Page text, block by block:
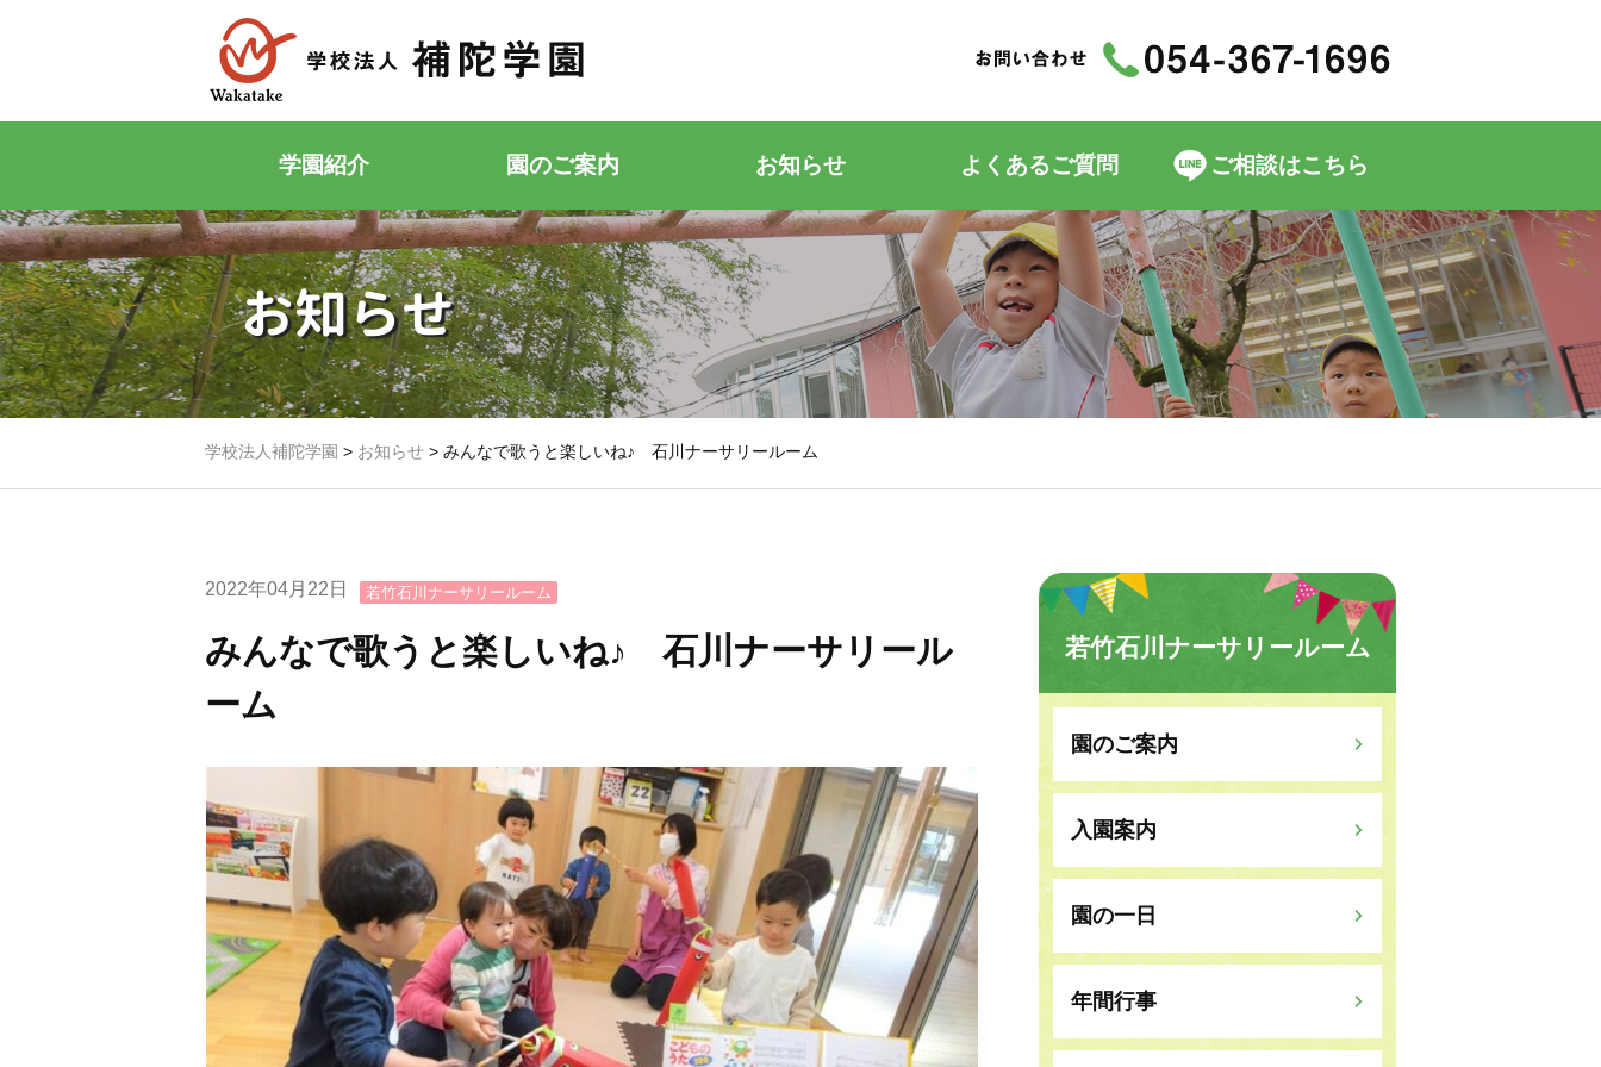
学園紹介 園のご案内
若竹幼稚園
若竹こどもの森
お知らせ よくあるご質問 ご相談はこちら
お知らせ
学校法人補陀学園 > お知らせ > みんなで歌うと楽しいね♪ 石川ナーサリールーム
2022年04月22日 若竹石川ナーサリールーム
みんなで歌うと楽しいね♪ 石川ナーサリール
ーム
若竹石川ナーサリールーム
園のご案内
入園案内
園の一日
年間行事